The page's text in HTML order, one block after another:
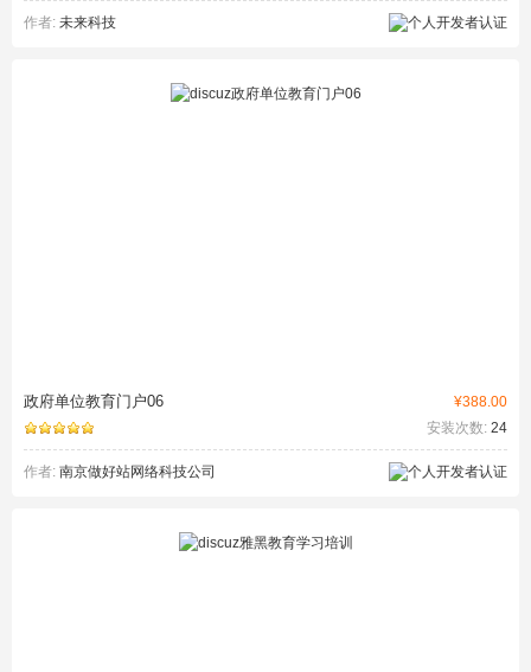
作者: 未来科技
¥388.00
政府单位教育门户06
安装次数: 24
作者: 南京做好站网络科技公司